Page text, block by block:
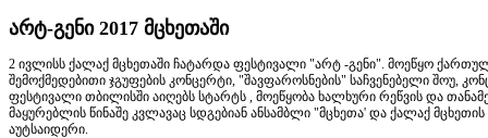
არტ-გენი 2017 მცხეთაში
2 ივლისს ქალაქ მცხეთაში ჩატარდა ფესტივალი "არტ -გენი". მოეწყო
შემოქმედებითი ჯგუფების კონცერტი, "შავფაროსნების" საჩვენებელი შოუ,
ფესტივალი თბილისში აიღებს სტარტს , მოეწყობა ხალხური რეწვის და
მაყურებლის წინაშე კვლავაც სდგებიან ანსამბლი "მცხეთა' და ქალაქ
აუტსაიდერი.